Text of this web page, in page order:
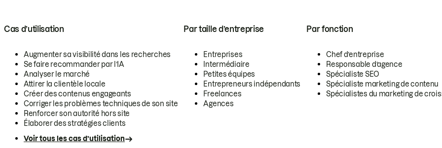
Cas d’utilisation
Augmenter sa visibilité dans les recherches
Se faire recommander par l’IA
Analyser le marché
Attirer la clientèle locale
Créer des contenus engageants
Corriger les problèmes techniques de son site
Renforcer son autorité hors site
Élaborer des stratégies clients
Voir tous les cas d’utilisation
Par taille d’entreprise
Entreprises
Intermédiaire
Petites équipes
Entrepreneurs indépendants
Freelances
Agences
Par fonction
Chef d’entreprise
Responsable d’agence
Spécialiste SEO
Spécialiste marketing de contenu
Spécialistes du marketing de